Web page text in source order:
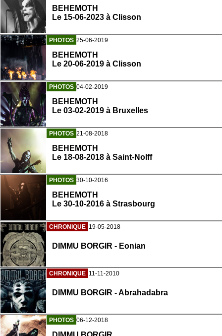
BEHEMOTH
Le 15-06-2023 à Clisson
PHOTOS 25-06-2019
BEHEMOTH
Le 20-06-2019 à Clisson
PHOTOS 04-02-2019
BEHEMOTH
Le 03-02-2019 à Bruxelles
PHOTOS 21-08-2018
BEHEMOTH
Le 18-08-2018 à Saint-Nolff
PHOTOS 30-10-2016
BEHEMOTH
Le 30-10-2016 à Strasbourg
CHRONIQUE 19-05-2018
DIMMU BORGIR - Eonian
CHRONIQUE 11-11-2010
DIMMU BORGIR - Abrahadabra
PHOTOS 06-12-2018